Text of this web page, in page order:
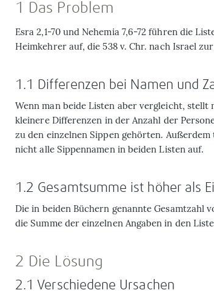
1 Das Problem
Esra 2,1-70 und Nehemia 7,6-72 führen die
Heimkehrer auf, die 538 v. Chr. nach Israel
1.1 Differenzen bei Namen und
Wenn man beide Listen aber vergleicht, stellt
kleinere Differenzen in der Anzahl der
zu den einzelnen Sippen gehörten. Außerdem
nicht alle Sippennamen in beiden Listen auf.
1.2 Gesamtsumme ist höher als
Die in beiden Büchern genannte Gesamtzahl
die Summe der einzelnen Angaben in den
2 Die Lösung
2.1 Verschiedene Ursachen